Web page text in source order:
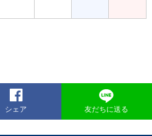
シェア 友だちに送る